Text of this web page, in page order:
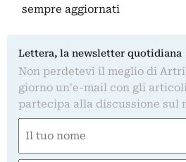
sempre aggiornati
Lettera, la newsletter quotidiana
Non perdetevi il meglio di
giorno un'e-mail con gli
partecipa alla discussione sul
(Obbligatorio)